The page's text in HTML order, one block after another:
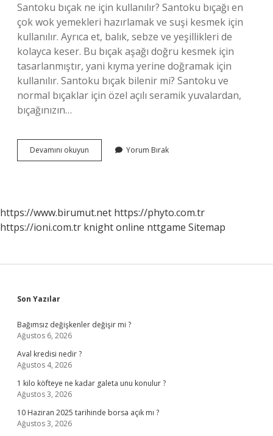
Santoku bıçak ne için kullanılır? Santoku bıçağı en
çok wok yemekleri hazırlamak ve suşi kesmek için
kullanılır. Ayrıca et, balık, sebze ve yeşillikleri de
kolayca keser. Bu bıçak aşağı doğru kesmek için
tasarlanmıştır, yani kıyma yerine doğramak için
kullanılır. Santoku bıçak bilenir mi? Santoku ve
normal bıçaklar için özel açılı seramik yuvalardan,
bıçağınızın…
Devamını okuyun Santoku
Bıçak
Yorum Bırak
https://www.birumut.net https://phyto.com.tr
https://ioni.com.tr knight online nttgame Sitemap
Sidebar
Son Yazılar
Bağımsız değişkenler değişir mi ?
Ağustos 6, 2026
Aval kredisi nedir ?
Ağustos 4, 2026
1 kilo köfteye ne kadar galeta unu konulur ?
Ağustos 3, 2026
10 Haziran 2025 tarihinde borsa açık mı ?
Ağustos 3, 2026